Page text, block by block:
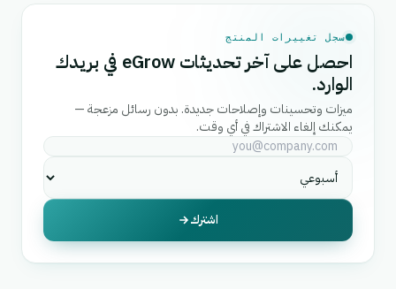
سجل تغييرات المنتج
احصل على آخر تحديثات eGrow في بريدك
الوارد.
ميزات وتحسينات وإصلاحات جديدة. بدون رسائل مزعجة —
يمكنك إلغاء الاشتراك في أي وقت.
اشترك